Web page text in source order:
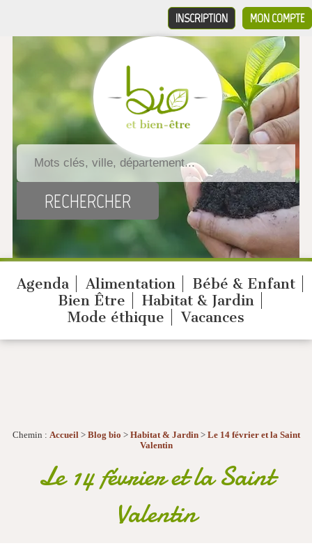
MON COMPTE
INSCRIPTION
Agenda Alimentation
Bébé & Enfant
Bien Être
Habitat & Jardin
Mode éthique
Vacances
Chemin : Accueil> Blog bio > Habitat & Jardin> Le 14 février et la Saint
Valentin
Le 14 février et la Saint
Valentin